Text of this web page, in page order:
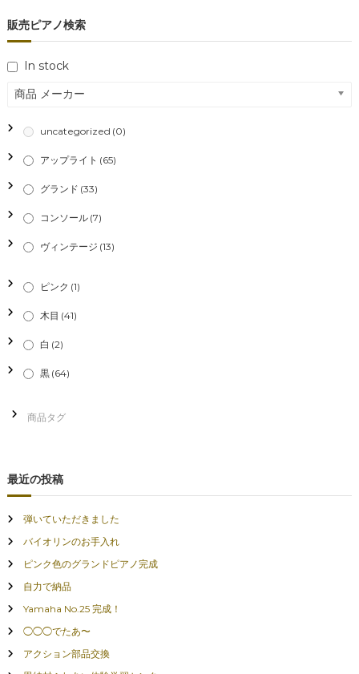
販売ピアノ検索
In stock
商品 メーカー
uncategorized (0)
アップライト (65)
グランド (33)
コンソール (7)
ヴィンテージ (13)
ピンク (1)
木目 (41)
白 (2)
黒 (64)
最近の投稿
弾いていただきました
バイオリンのお手入れ
ピンク色のグランドピアノ完成
自力で納品
Yamaha No.25 完成！
◯◯◯でたあ〜
アクション部品交換